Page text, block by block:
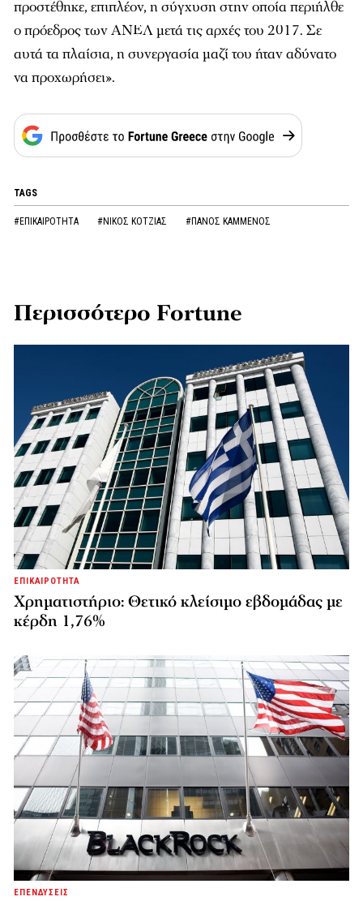
προστέθηκε, επιπλέον, η σύγχυση στην οποία περιήλθε
ο πρόεδρος των ΑΝΕΛ μετά τις αρχές του 2017. Σε
αυτά τα πλαίσια, η συνεργασία μαζί του ήταν αδύνατο
να προχωρήσει».
TAGS
#ΕΠΙΚΑΙΡΟΤΗΤΑ #ΝΙΚΟΣ ΚΟΤΖΙΑΣ #ΠΑΝΟΣ ΚΑΜΜΕΝΟΣ
Περισσότερο Fortune
ΕΠΙΚΑΙΡΟΤΗΤΑ
Χρηματιστήριο: Θετικό κλείσιμο εβδομάδας με
κέρδη 1,76%
ΕΠΕΝΔΥΣΕΙΣ